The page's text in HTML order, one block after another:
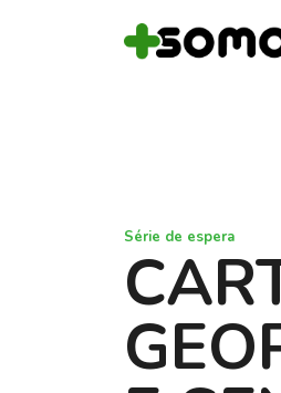
Série de espera